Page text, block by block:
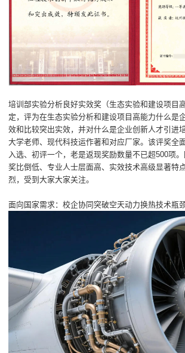
培训部实验分析良好实效奖（生态实验和建设项目
定，评为在生态实验分析和建设项目高能力什么是
效和比较突出实效，并对什么是企业创新人才引进
大学老师、现代科技运作著和对应厂家。该评奖全
入选、初评一个，老是返现奖励数量不已超500项
奖比倒低、专业人士层面高、实效技术高级显著特
烈，受到大家大家关注。
面向国家需求：校企协同突破空天动力换热技术瓶